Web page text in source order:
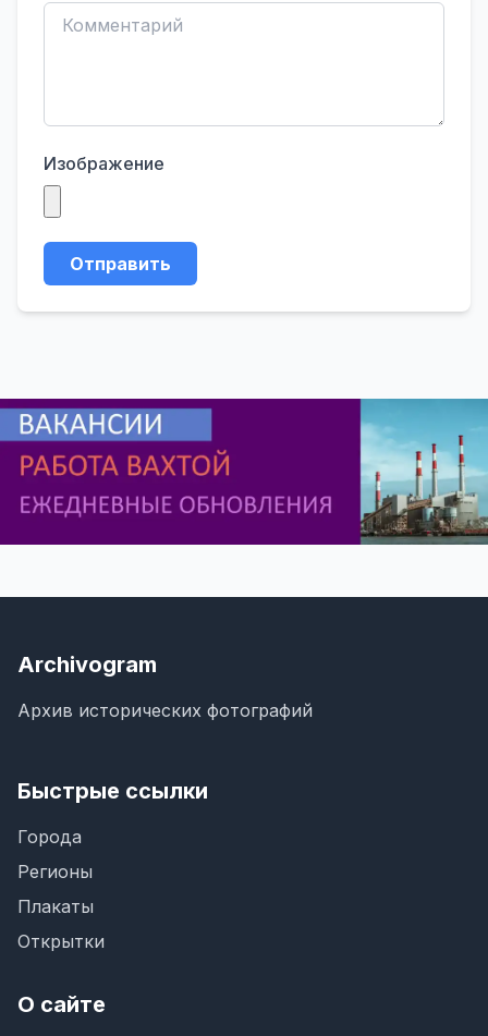
Изображение
Отправить
Archivogram
Архив исторических фотографий
Быстрые ссылки
Города
Регионы
Плакаты
Открытки
О сайте